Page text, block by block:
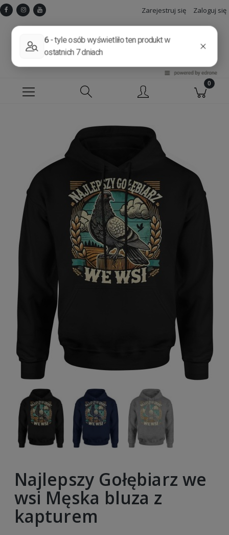
Zarejestruj się Zaloguj się
Najlepszy Gołębiarz we
wsi Męska bluza z
kapturem